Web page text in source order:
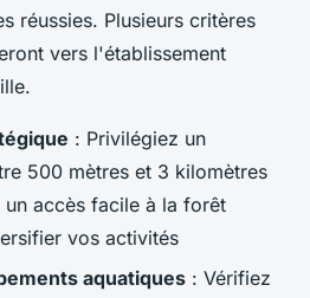
réussies. Plusieurs critères
vers l'établissement
: Privilégiez un
500 mètres et 3 kilomètres
accès facile à la forêt
vos activités
aquatiques : Vérifiez